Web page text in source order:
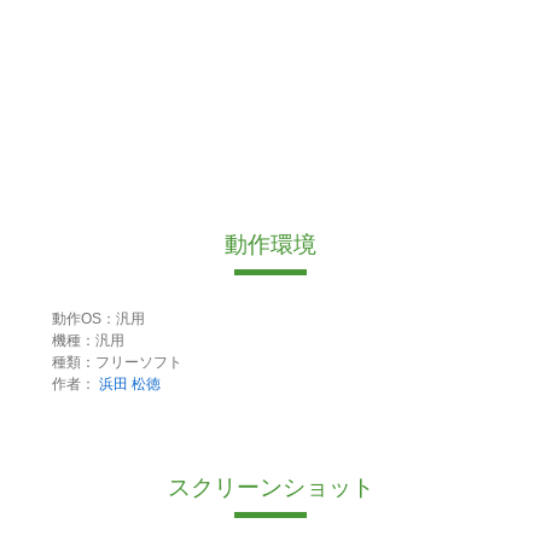
動作環境
動作OS：汎用
機種：汎用
種類：フリーソフト
作者： 浜田 松徳
スクリーンショット